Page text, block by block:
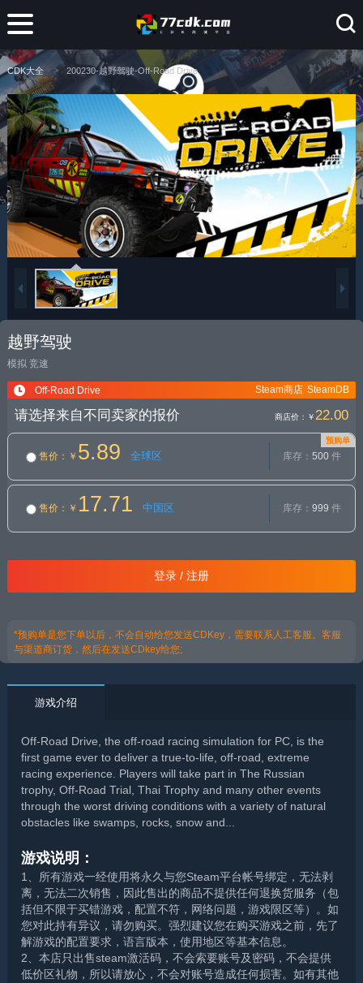
CDK大全 200230-越野驾驶-Off-Road Drive
越野驾驶
模拟 竞速
Off-Road Drive SteamDB
Steam商店
请选择来自不同卖家的报价 商店价： ￥ 22.00
预购单
售价 ：￥ 5.89 全球区 库存： 500件
售价 ：￥ 17.71 中国区 库存： 999 件
登录 / 注册
*预购单是您下单以后，不会自动给您发送CDKey，需要联系人工客服。客服
与渠道商订货，然后在发送CDkey给您;
游戏介绍
Off-Road Drive, the off-road racing simulation for PC, is the
first game ever to deliver a true-to-life, off-road, extreme
racing experience. Players will take part in The Russian
trophy, Off-Road Trial, Thai Trophy and many other events
through the worst driving conditions with a variety of natural
obstacles like swamps, rocks, snow and...
游戏说明：
1、所有游戏一经使用将永久与您Steam平台帐号绑定，无法剥
离，无法二次销售，因此售出的商品不提供任何退换货服务（包
括但不限于买错游戏，配置不符，网络问题，游戏限区等）。如
您对此持有异议，请勿购买。强烈建议您在购买游戏之前，先了
解游戏的配置要求，语言版本，使用地区等基本信息。
2、本店只出售steam激活码，不会索要账号及密码，不会提供
低价区礼物，所以请放心，不会对账号造成任何损害。如有其他